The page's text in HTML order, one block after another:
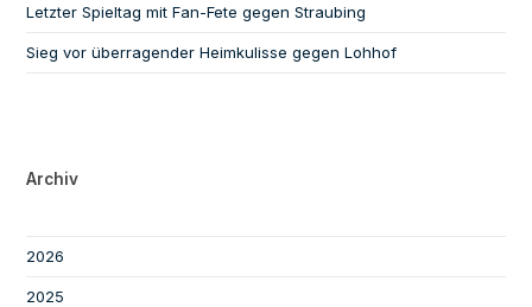
Letzter Spieltag mit Fan-Fete gegen Straubing
Sieg vor überragender Heimkulisse gegen Lohhof
Archiv
2026
2025